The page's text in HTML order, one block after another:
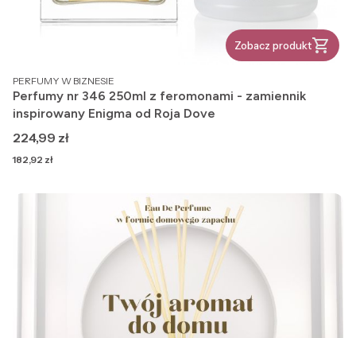
Zobacz produkt
PRODUCENT
PERFUMY W BIZNESIE
Perfumy nr 346 250ml z feromonami - zamiennik
inspirowany Enigma od Roja Dove
Cena
224,99 zł
Cena
182,92 zł